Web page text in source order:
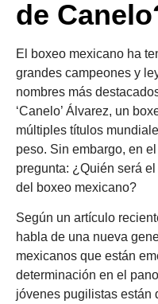
de
El boxeo mexicano ha
grandes campeones y
nombres más
‘Canelo’ Álvarez, un
múltiples títulos
peso. Sin embargo, en
pregunta: ¿Quién será
del boxeo mexicano?
Según un artículo
habla de una nueva
mexicanos que están
determinación en el
jóvenes pugilistas están